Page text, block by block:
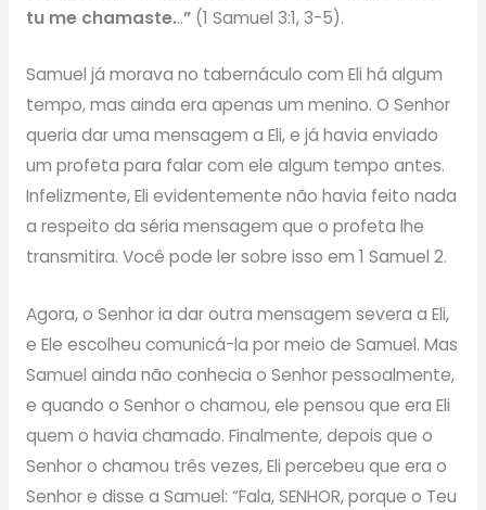
tu me chamaste...”(1 Samuel 3:1, 3-5).
Samuel já morava no tabernáculo com Eli há algum
tempo, mas ainda era apenas um menino. O Senhor
queria dar uma mensagem a Eli, e já havia enviado
um profeta para falar com ele algum tempo antes.
Infelizmente, Eli evidentemente não havia feito nada
a respeito da séria mensagem que o profeta lhe
transmitira. Você pode ler sobre isso em 1 Samuel 2.
Agora, o Senhor ia dar outra mensagem severa a Eli,
e Ele escolheu comunicá-la por meio de Samuel. Mas
Samuel ainda não conhecia o Senhor pessoalmente,
e quando o Senhor o chamou, ele pensou que era Eli
quem o havia chamado. Finalmente, depois que o
Senhor o chamou três vezes, Eli percebeu que era o
Senhor e disse a Samuel: “Fala, SENHOR, porque o Teu